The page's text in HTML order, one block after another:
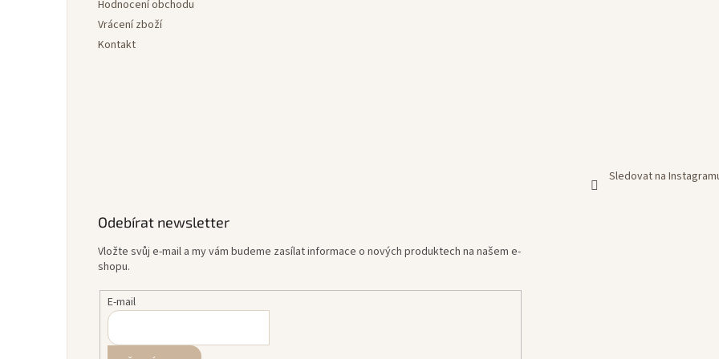
Hodnocení obchodu
Vrácení zboží
Kontakt
Sledovat na
Odebírat newsletter
Vložte svůj e-mail a my vám budeme zasílat informace o nových produktech na našem e-
shopu.
E-mail